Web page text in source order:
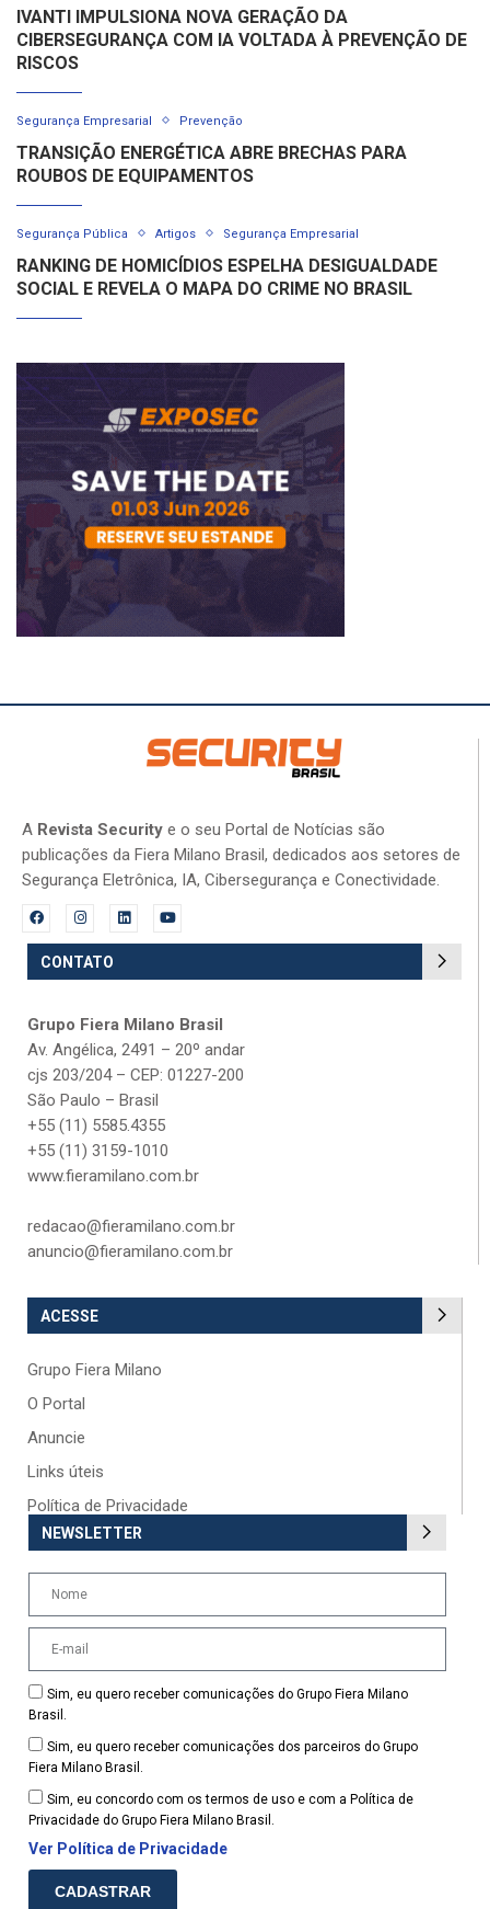
IVANTI IMPULSIONA NOVA GERAÇÃO DA
CIBERSEGURANÇA COM IA VOLTADA À PREVENÇÃO DE
RISCOS
Segurança Empresarial Prevenção
TRANSIÇÃO ENERGÉTICA ABRE BRECHAS PARA
ROUBOS DE EQUIPAMENTOS
Segurança Pública Artigos Segurança Empresarial
RANKING DE HOMICÍDIOS ESPELHA DESIGUALDADE
SOCIAL E REVELA O MAPA DO CRIME NO BRASIL
A Revista Security e o seu Portal de Notícias são
publicações da Fiera Milano Brasil, dedicados aos setores de
Segurança Eletrônica, IA, Cibersegurança e Conectividade.
CONTATO
Grupo Fiera Milano Brasil
Av. Angélica, 2491 – 20º andar
cjs 203/204 – CEP: 01227-200
São Paulo – Brasil
+55 (11) 5585.4355
+55 (11) 3159-1010
www.fieramilano.com.br
redacao@fieramilano.com.br
anuncio@fieramilano.com.br
ACESSE
Grupo Fiera Milano
O Portal
Anuncie
Links úteis
Política de Privacidade
NEWSLETTER
Sim, eu quero receber comunicações do Grupo Fiera Milano
Brasil.
Sim, eu quero receber comunicações dos parceiros do Grupo
Fiera Milano Brasil.
Sim, eu concordo com os termos de uso e com a Política de
Privacidade do Grupo Fiera Milano Brasil.
Ver Política de Privacidade
CADASTRAR